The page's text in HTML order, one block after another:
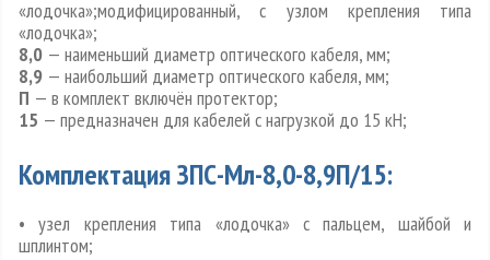
«лодочка»;модифицированный, с узлом крепления типа
«лодочка»;
8,0 — наименьший диаметр оптического кабеля, мм;
8,9 — наибольший диаметр оптического кабеля, мм;
П — в комплект включён протектор;
15 — предназначен для кабелей с нагрузкой до 15 кН;
Комплектация ЗПС-Мл-8,0-8,9П/15:
• узел крепления типа «лодочка» с пальцем, шайбой и
шплинтом;